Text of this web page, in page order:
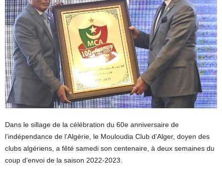
Dans le sillage de la célébration du 60e anniversaire de
l’indépendance de l’Algérie, le Mouloudia Club d’Alger, doyen des
clubs algériens, a fêté samedi son centenaire, à deux semaines du
coup d’envoi de la saison 2022-2023.